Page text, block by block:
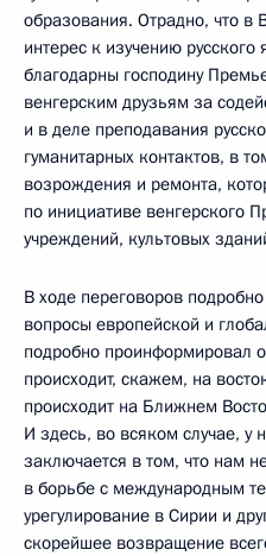
образования. Отрадно, что в
интерес к изучению
благодарны господину
венгерским друзьям за
и в деле преподавания
гуманитарных контактов, в
возрождения и ремонта,
по инициативе венгерского
учреждений, культовых
В ходе переговоров
вопросы европейской и
подробно проинформировал
происходит, скажем, на
происходит на Ближнем
И здесь, во всяком случае, у
заключается в том, что нам
в борьбе с международным
урегулирование в Сирии и
скорейшее возвращение